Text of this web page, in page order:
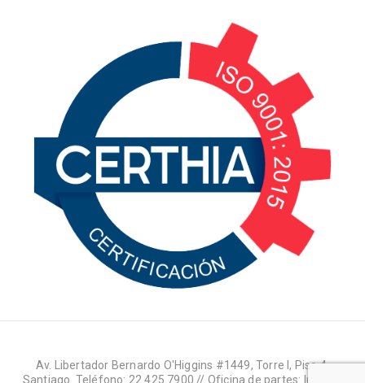
Av. Libertador Bernardo O'Higgins #1449, Torre I, Piso 4,
Santiago. Teléfono: 22 425 7900 // Oficina de partes: lun-jue: